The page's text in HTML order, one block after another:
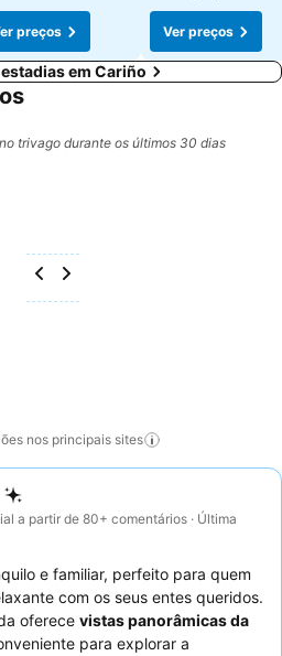
preços Ver preços
em Cariño
trivago durante os últimos 30 dias
nos principais sites
a partir de 80+ comentários · Última
e familiar, perfeito para quem
com os seus entes queridos.
oferece vistas panorâmicas da
para explorar a